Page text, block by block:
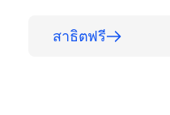
สาธิตฟรี